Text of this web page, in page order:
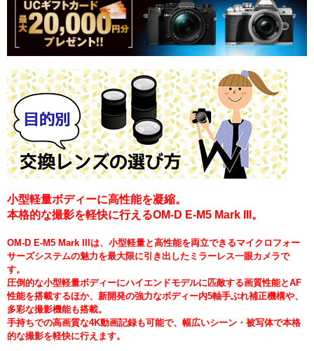
小型軽量ボディーに高性能を凝縮。
本格的な撮影を軽快に行えるOM-D E-M5 Mark III。
OM-D E-M5 Mark IIIは、小型軽量と高性能を両立できるマイクロフォー
サーズシステムの魅力を最大限に引き出したミラーレス一眼カメラで
す。
圧倒的な小型軽量ボディーにハイエンドモデルに匹敵する画質性能とAF
性能を搭載するほか、新開発の強力なボディー内5軸手ぶれ補正機構や、
多彩な撮影機能も搭載。
手持ちでの高画質な4K動画記録も可能で、幅広いシーン・被写体で本格
的な撮影を軽快に行えます。